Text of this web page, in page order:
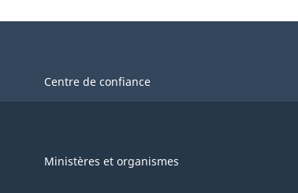
Centre de confiance
Ministères et organismes